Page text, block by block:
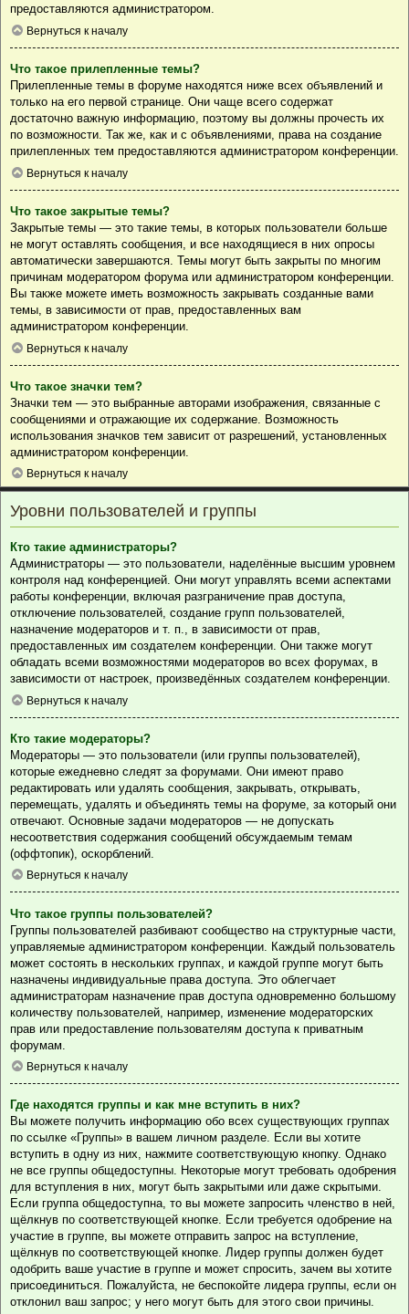
предоставляются администратором.
Вернуться к началу
Что такое прилепленные темы?
Прилепленные темы в форуме находятся ниже всех объявлений и
только на его первой странице. Они чаще всего содержат
достаточно важную информацию, поэтому вы должны прочесть их
по возможности. Так же, как и с объявлениями, права на создание
прилепленных тем предоставляются администратором конференции.
Вернуться к началу
Что такое закрытые темы?
Закрытые темы — это такие темы, в которых пользователи больше
не могут оставлять сообщения, и все находящиеся в них опросы
автоматически завершаются. Темы могут быть закрыты по многим
причинам модератором форума или администратором конференции.
Вы также можете иметь возможность закрывать созданные вами
темы, в зависимости от прав, предоставленных вам
администратором конференции.
Вернуться к началу
Что такое значки тем?
Значки тем — это выбранные авторами изображения, связанные с
сообщениями и отражающие их содержание. Возможность
использования значков тем зависит от разрешений, установленных
администратором конференции.
Вернуться к началу
Уровни пользователей и группы
Кто такие администраторы?
Администраторы — это пользователи, наделённые высшим уровнем
контроля над конференцией. Они могут управлять всеми аспектами
работы конференции, включая разграничение прав доступа,
отключение пользователей, создание групп пользователей,
назначение модераторов и т. п., в зависимости от прав,
предоставленных им создателем конференции. Они также могут
обладать всеми возможностями модераторов во всех форумах, в
зависимости от настроек, произведённых создателем конференции.
Вернуться к началу
Кто такие модераторы?
Модераторы — это пользователи (или группы пользователей),
которые ежедневно следят за форумами. Они имеют право
редактировать или удалять сообщения, закрывать, открывать,
перемещать, удалять и объединять темы на форуме, за который они
отвечают. Основные задачи модераторов — не допускать
несоответствия содержания сообщений обсуждаемым темам
(оффтопик), оскорблений.
Вернуться к началу
Что такое группы пользователей?
Группы пользователей разбивают сообщество на структурные части,
управляемые администратором конференции. Каждый пользователь
может состоять в нескольких группах, и каждой группе могут быть
назначены индивидуальные права доступа. Это облегчает
администраторам назначение прав доступа одновременно большому
количеству пользователей, например, изменение модераторских
прав или предоставление пользователям доступа к приватным
форумам.
Вернуться к началу
Где находятся группы и как мне вступить в них?
Вы можете получить информацию обо всех существующих группах
по ссылке «Группы» в вашем личном разделе. Если вы хотите
вступить в одну из них, нажмите соответствующую кнопку. Однако
не все группы общедоступны. Некоторые могут требовать одобрения
для вступления в них, могут быть закрытыми или даже скрытыми.
Если группа общедоступна, то вы можете запросить членство в ней,
щёлкнув по соответствующей кнопке. Если требуется одобрение на
участие в группе, вы можете отправить запрос на вступление,
щёлкнув по соответствующей кнопке. Лидер группы должен будет
одобрить ваше участие в группе и может спросить, зачем вы хотите
присоединиться. Пожалуйста, не беспокойте лидера группы, если он
отклонил ваш запрос; у него могут быть для этого свои причины.